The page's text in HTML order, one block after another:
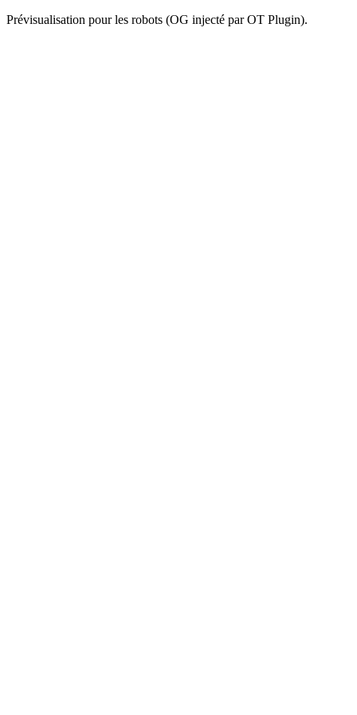
Prévisualisation pour les robots (OG injecté par OT Plugin).